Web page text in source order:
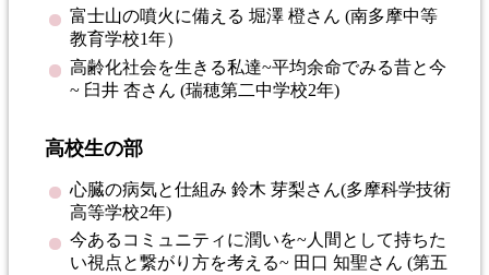
富士山の噴火に備える 堀澤 橙さん (南多摩中等
教育学校1年）
高齢化社会を生きる私達~平均余命でみる昔と今
~ 臼井 杏さん (瑞穂第二中学校2年)
高校生の部
心臓の病気と仕組み 鈴木 芽梨さん(多摩科学技術
高等学校2年)
今あるコミュニティに潤いを~人間として持ちた
い視点と繋がり方を考える~ 田口 知聖さん (第五